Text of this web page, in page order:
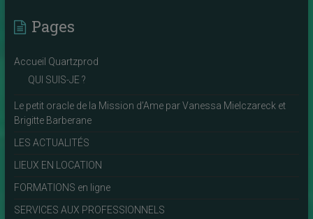
Pages
Accueil Quartzprod
QUI SUIS-JE ?
Le petit oracle de la Mission d’Ame par Vanessa Mielczareck et
Brigitte Barberane
LES ACTUALITÉS
LIEUX EN LOCATION
FORMATIONS en ligne
SERVICES AUX PROFESSIONNELS